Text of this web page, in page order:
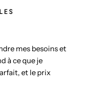
mes besoins et
à ce que je
et le prix